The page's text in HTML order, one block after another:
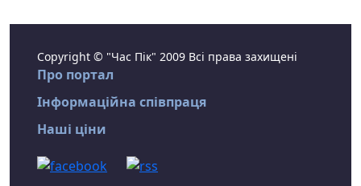
Copyright © "Час Пік" 2009 Всі права захищені
Про портал
Інформаційна співпраця
Наші ціни